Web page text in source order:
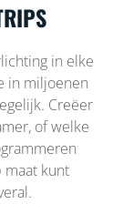
in elke
in miljoenen
Creëer
of welke
maat kunt